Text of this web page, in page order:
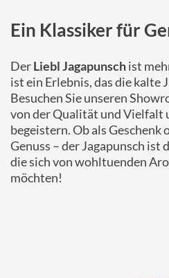
Ein Klassiker für
DerLiebl Jagapunschist
ist ein Erlebnis, das die kalte
Besuchen Sie unseren
von der Qualität und Vielfalt
begeistern. Ob als Geschenk
Genuss – der Jagapunsch ist
die sich von wohltuenden
möchten!